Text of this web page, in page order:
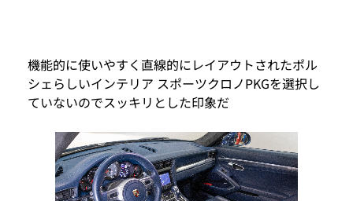
機能的に使いやすく直線的にレイアウトされたポル
シェらしいインテリア スポーツクロノPKGを選択し
ていないのでスッキリとした印象だ